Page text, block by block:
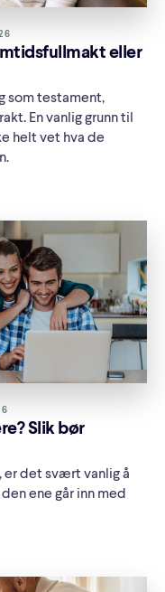
eller
som testament,
En vanlig grunn til
helt vet hva de
Slik bør
er det svært vanlig å
ene går inn med